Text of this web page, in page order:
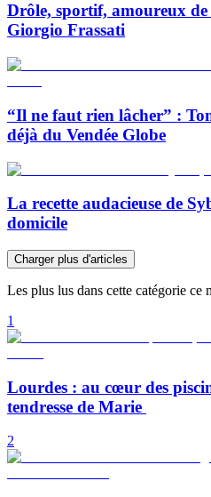
Drôle, sportif, amoureux
Giorgio Frassati
“Il ne faut rien lâcher” :
déjà du Vendée Globe
La recette audacieuse de
domicile
Charger plus d'articles
Les plus lus dans cette catégorie ce
1
Lourdes : au cœur des
tendresse de Marie
2